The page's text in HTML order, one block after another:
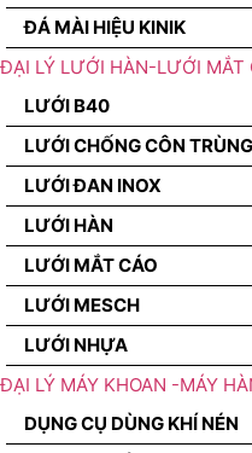
ĐÁ MÀI HIỆU KINIK
ĐẠI LÝ LƯỚI HÀN-LƯỚI
LƯỚI B40
LƯỚI CHỐNG CÔN TRÙNG
LƯỚI ĐAN INOX
LƯỚI HÀN
LƯỚI MẮT CÁO
LƯỚI MESCH
LƯỚI NHỰA
ĐẠI LÝ MÁY KHOAN -MÁY
DỤNG CỤ DÙNG KHÍ NÉN